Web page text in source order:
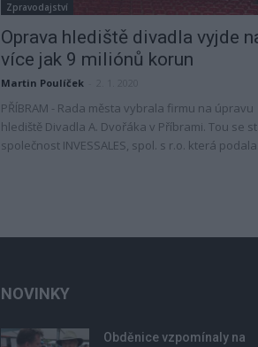
Zpravodajství
Oprava hlediště divadla vyjde
více jak 9 miliónů korun
Martin Poulíček
PŘÍBRAM - Rada města vybrala firmu na úpravu
hlediště Divadla A. Dvořáka v Příbrami. Tou se
společnost INVESSALES, spol. s r.o. která
NOVINKY
Obděnice vzpomínaly na